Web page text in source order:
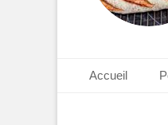
Menu
Accueil